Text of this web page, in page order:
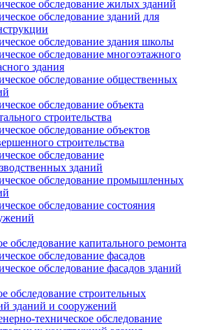
обследование жилых зданий
обследование зданий для
обследование здания школы
обследование многоэтажного
здания
обследование общественных
обследование объекта
строительства
обследование объектов
строительства
обследование
зданий
обследование промышленных
обследование состояния
обследование капитального ремонта
обследование фасадов
обследование фасадов зданий
обследование строительных
зданий и сооружений
техническое обследование